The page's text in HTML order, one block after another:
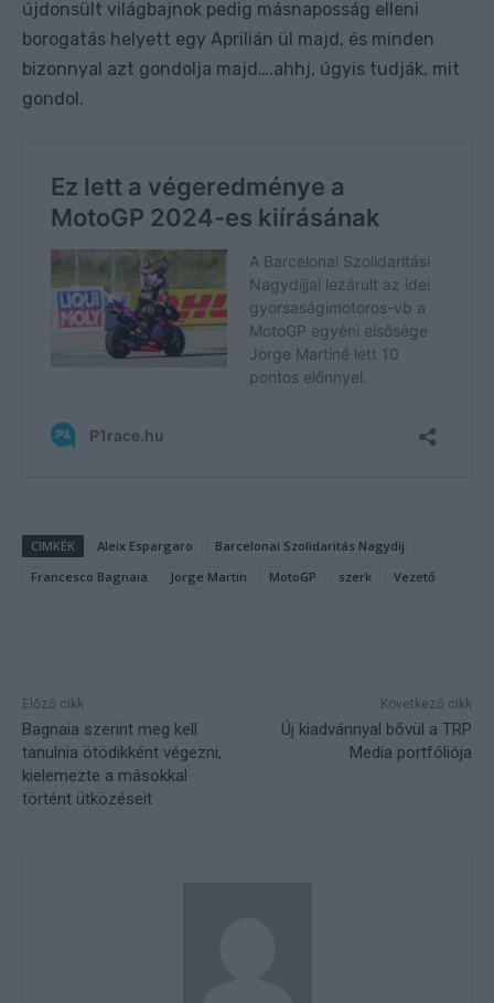
újdonsült világbajnok pedig másnaposság elleni
borogatás helyett egy Aprilián ül majd, és minden
bizonnyal azt gondolja majd….ahhj, úgyis tudják, mit
gondol.
CIMKÉK Aleix Espargaro
Barcelonai Szolidaritás Nagydíj
Francesco Bagnaia
Jorge Martín MotoGP szerk Vezető
Előző cikk
Bagnaia szerint meg kell
tanulnia ötödikként végezni,
kielemezte a másokkal
történt ütközéseit
Következő cikk
Új kiadvánnyal bővül a TRP
Media portfóliója